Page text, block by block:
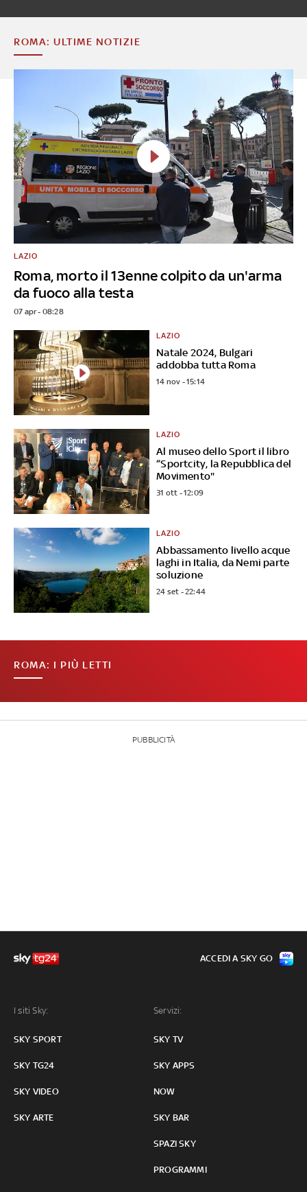
ROMA: ULTIME NOTIZIE
Roma, morto il 13enne colpito da un'arma
da fuoco alla testa
LAZIO
07 apr - 08:28
Natale 2024, Bulgari
addobba tutta Roma
LAZIO
14 nov - 15:14
Al museo dello Sport il libro
“Sportcity, la Repubblica del
Movimento"
LAZIO
31 ott - 12:09
Abbassamento livello acque
laghi in Italia, da Nemi parte
soluzione
LAZIO
24 set - 22:44
ROMA: I PIÙ LETTI
PUBBLICITÀ
I siti Sky:
SKY SPORT
SKY TG24
SKY VIDEO
SKY ARTE
Servizi:
SKY TV
SKY APPS
NOW
SKY BAR
SPAZI SKY
PROGRAMMI
ACCEDI A SKY GO